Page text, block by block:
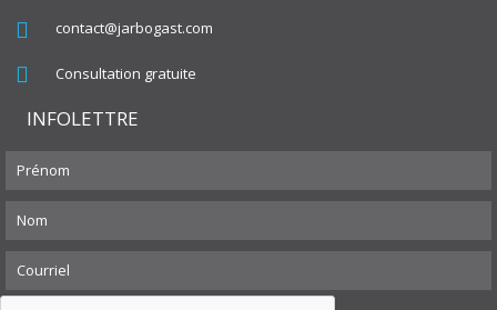
contact@jarbogast.com
Consultation gratuite
INFOLETTRE